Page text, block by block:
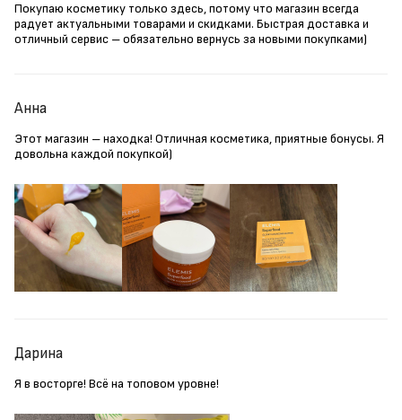
Покупаю косметику только здесь, потому что магазин всегда
радует актуальными товарами и скидками. Быстрая доставка и
отличный сервис – обязательно вернусь за новыми покупками)
Анна
Этот магазин – находка! Отличная косметика, приятные бонусы. Я
довольна каждой покупкой)
Дарина
Я в восторге! Всё на топовом уровне!